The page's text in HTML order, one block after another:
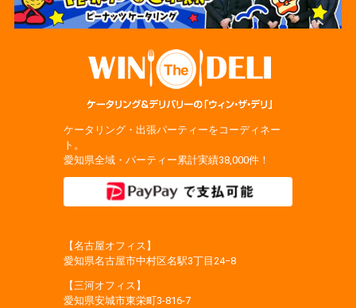
ケータリング・出張パーティーをコーディネー
ト。
愛知県全域・パーティー累計実績38,000件！
【名古屋オフィス】
愛知県名古屋市中村区名駅3丁目24−8
【三河オフィス】
愛知県安城市東栄町3‐816‐7